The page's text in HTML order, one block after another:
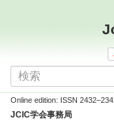
Online edition: ISSN
JCIC学会事務局